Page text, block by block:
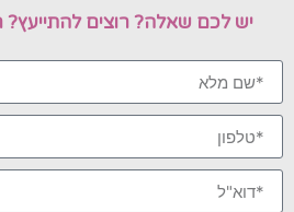
יש לכם שאלה? רוצים להתייעץ?